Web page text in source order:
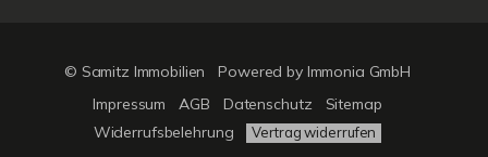
© Samitz Immobilien
Powered by Immonia GmbH
Impressum
AGB Datenschutz
Sitemap
Widerrufsbelehrung
Vertrag widerrufen